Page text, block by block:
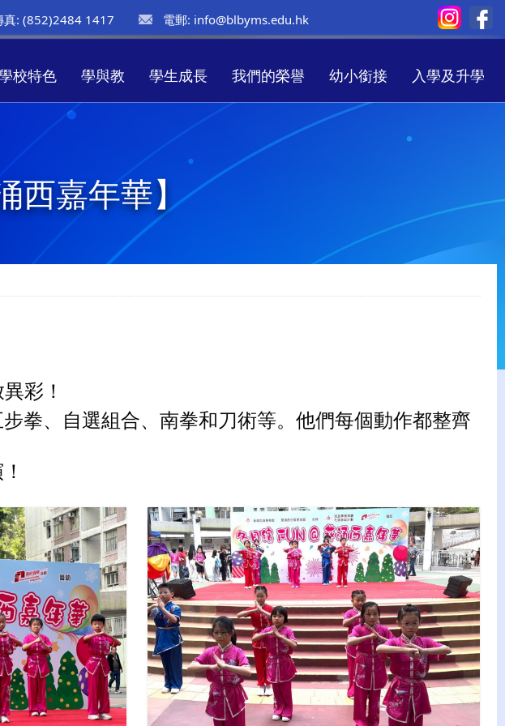
真: (852)2484 1417 電郵: info@blbyms.edu.hk
校特色 學與教 學生成長 我們的榮譽 幼小銜接 入學及升學
西嘉年華】
彩！
拳、自選組合、南拳和刀術等。他們每個動作都整齊